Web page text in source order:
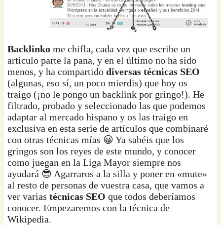
Backlinko me chifla, cada vez que escribe un
artículo parte la pana, y en el último no ha sido
menos, y ha compartidodiversas técnicas SEO
(algunas, eso sí, un poco mierdis) que hoy os
traigo (¡no le pongo un backlink por gringo!). He
filtrado, probado y seleccionado las que podemos
adaptar al mercado hispano y os las traigo en
exclusiva en esta serie de artículos que combinaré
con otras técnicas mías 😀 Ya sabéis que los
gringos son los reyes de este mundo, y conocer
como juegan en la Liga Mayor siempre nos
ayudará 😎 Agarraros a la silla y poner en «mute»
al resto de personas de vuestra casa, que vamos a
ver variastécnicas SEO que todos deberíamos
conocer. Empezaremos con la técnica de
Wikipedia.